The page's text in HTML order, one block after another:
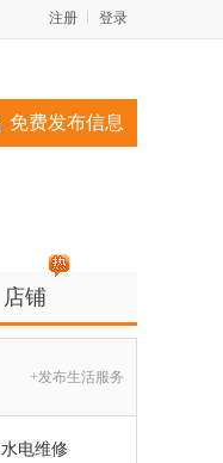
登录
注册
免费发布信息
店铺
+发布生活服务
水电维修